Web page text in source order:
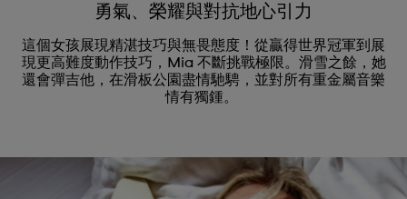
勇氣、榮耀與對抗地心引力
這個女孩展現精湛技巧與無畏態度！從贏得世界冠軍到展
現更高難度動作技巧，Mia 不斷挑戰極限。滑雪之餘，她
還會彈吉他，在滑板公園盡情馳騁，並對所有重金屬音樂
情有獨鍾。